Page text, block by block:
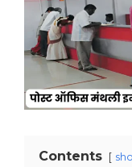
Contents